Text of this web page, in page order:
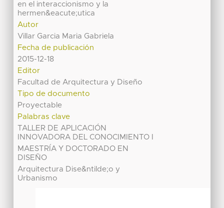
en el interaccionismo y la
hermen&eacute;utica
Autor
Villar Garcia Maria Gabriela
Fecha de publicación
2015-12-18
Editor
Facultad de Arquitectura y Diseño
Tipo de documento
Proyectable
Palabras clave
TALLER DE APLICACIÓN
INNOVADORA DEL CONOCIMIENTO I
MAESTRÍA Y DOCTORADO EN
DISEÑO
Arquitectura Dise&ntilde;o y
Urbanismo